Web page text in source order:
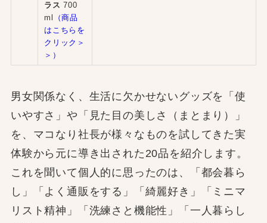
ラス 700
ml
（商品
はこちらを
クリック＞
＞）
男女関係なく、生活に欠かせないグッズを「使
いやすさ」や「見た目の美しさ（まとまり）」
を、マコなり社長が様々なものを試してきた実
体験から元に導き出された20品を紹介します。
これを聞いて個人的に思ったのは、「都会暮ら
し」「よく通販をする」「綺麗好き」「ミニマ
リスト精神」「洗練さと機能性」「一人暮らし